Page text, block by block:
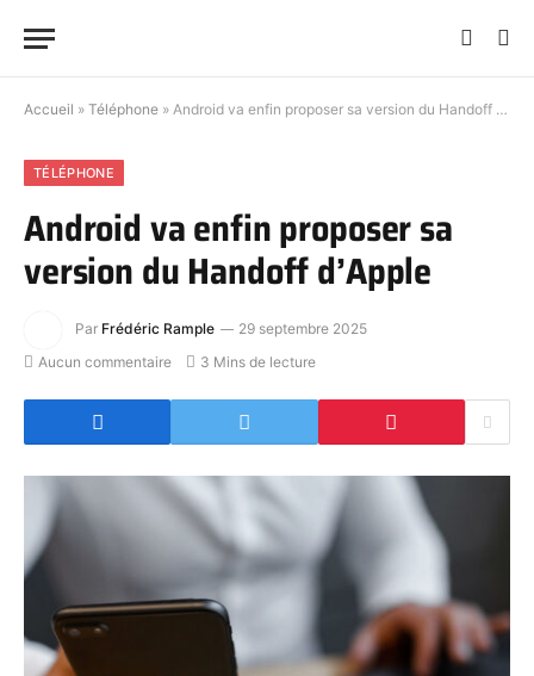
Accueil » Téléphone » Android va enfin proposer sa version du Handoff d’Apple
TÉLÉPHONE
Android va enfin proposer sa
version du Handoff d’Apple
Par Frédéric Rample
29 septembre 2025
Aucun commentaire
3 Mins de lecture